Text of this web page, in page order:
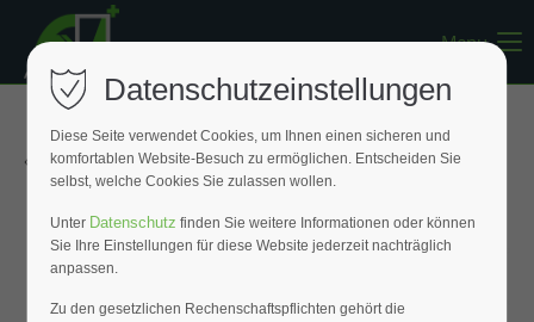
Register
Support
Lorem ipsum dolor sit amet:
24h/ 365days
Menu
« Zurück zur Übersicht
Datenschutzeinstellungen
Diese Seite verwendet Cookies, um Ihnen einen sicheren und
komfortablen Website-Besuch zu ermöglichen. Entscheiden Sie
selbst, welche Cookies Sie zulassen wollen.
Unter Datenschutz finden Sie weitere Informationen oder können
Sie Ihre Einstellungen für diese Website jederzeit nachträglich
anpassen.
Zu den gesetzlichen Rechenschaftspflichten gehört die